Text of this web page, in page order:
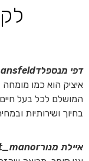
דפי מנספלד
איציק הוא כמו מומחה
המושלם לכל בעל
בחיוך ושירותיות
איילת מנור